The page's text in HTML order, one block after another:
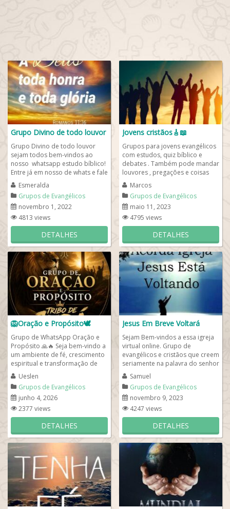
Grupo Divino de todo louvor
Grupo Divino de todo louvor
sejam todos bem-vindos ao
nosso whatsapp estudo bíblico!
Entre já em nosso de whats e fale
da palavra de Deus,
compartilhe...
Esmeralda
Grupos de Evangélicos
novembro 1, 2022
4813 views
DETALHES
Jovens cristãos🎸📖
Grupos para jovens evangélicos
com estudos, quiz bíblico e
debates . Também pode mandar
louvores , pregações e coisas
que edifica. Clique no link de
whats...
Marcos
Grupos de Evangélicos
maio 11, 2023
4795 views
DETALHES
🦁Oração e Propósito🕊
Grupo de WhatsApp Oração e
Propósito 🙏🔥 Seja bem-vindo a
um ambiente de fé, crescimento
espiritual e transformação de
vida, onde o nome do...
Ueslen
Grupos de Evangélicos
junho 4, 2026
2377 views
DETALHES
Jesus Em Breve Voltará
Sejam Bem-vindos a essa igreja
virtual online. Grupo de
evangélicos e cristãos que creem
seriamente na palavra do senhor
Jesus Cristo, Voltado para...
Samuel
Grupos de Evangélicos
novembro 9, 2023
4247 views
DETALHES